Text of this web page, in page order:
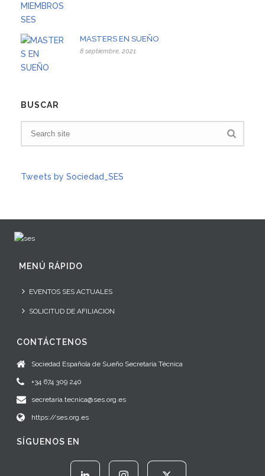
MASTERS EN SUEÑO
8 septiembre, 2021
BUSCAR
Tweets by Sociedad_SES
MENÚ RÁPIDO
EVENTOS SES ACTUALES
SOLICITUD DE AFILIACION
CONTÁCTENOS
Sociedad Española de Sueño Secretaría Técnica
+34 674 309 240
secretaria.tecnica@ses.org.es
https://ses.org.es
SÍGUENOS EN